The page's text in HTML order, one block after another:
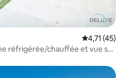
Évaluation
4,71 (45)
réfrigérée/chauffée et vue sur